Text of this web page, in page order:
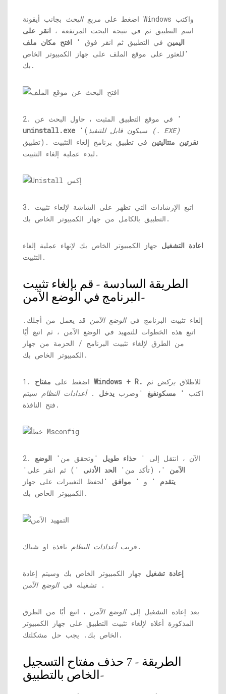
اضغط على مربع البحث بجانب أيقونة Windows واكتب
اسم التطبيق ثم في نتيجة البحث المرتفعة ، انقر على
اليمين في التطبيق ثم انقر فوق ' افتح مكان ملف
'للعثور على موقع الملف على جهاز الكمبيوتر الخاص
بك.
2. في موقع التطبيق المثبت ، حاول البحث عن '
uninstall.exe
'(سيكون قابل للتنفيذ (. EXE)
تطبيق).
نقرتين متتاليتين في تطبيق برنامج إلغاء التثبيت
لبدء عملية إلغاء التثبيت.
3. اتبع الإرشادات التي تظهر على الشاشة لإلغاء تثبيت
التطبيق بالكامل من جهاز الكمبيوتر الخاص بك.
اعادة التشغيل جهاز الكمبيوتر الخاص بك لإنهاء عملية إلغاء
التثبيت.
الطريقة السادسة - قم بإلغاء تثبيت
البرنامج في الوضع الآمن-
إلغاء تثبيت البرنامج فيالوضع الآمن قد يعمل من أجلك.
اتبع هذه الخطوات للتمهيد في الوضع الآمن ، ثم اتبع أيًا
من الطرق لإلغاء تثبيت البرنامج / الحزمة من جهاز
الكمبيوتر الخاص بك.
1. اضغط على مفتاح Windows + R. للاطلاق يركض ثم
اكتب ' مسكونفيغ 'وضرب يدخل .أعدادات النظام سيتم
فتح النافذة.
2. الآن ، انتقل إلى ' حذاء طويل 'وتحقق من' الوضع
الآمن '، (تأكد من' الحد الأدنى ') ثم انقر على'
يتقدم ' و ' موافق 'لحفظ التغييرات على جهاز
الكمبيوتر الخاص بك.
قريبأعدادات النظام نافذة او شباك.
إعادة تشغيل جهاز الكمبيوتر الخاص بك وسيتم إعادة
تشغيله فيالوضع الآمن .
بعد إعادة التشغيل إلىالوضع الآمن ، اتبع أيًا من الطرق
المذكورة أعلاه لإلغاء تثبيت التطبيق على جهاز الكمبيوتر
الخاص بك. يجب حل مشكلتك.
الطريقة - 7 حذف مفتاح التسجيل
الخاص بالتطبيق-